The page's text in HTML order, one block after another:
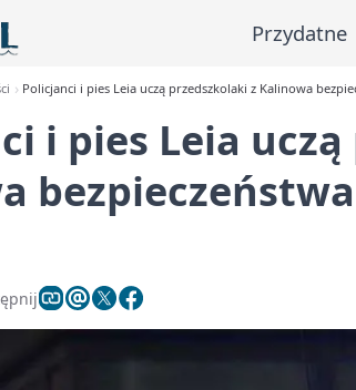
Przydatne
Policjanci i pies Leia uczą przedszkolaki z Kalinowa
i pies Leia